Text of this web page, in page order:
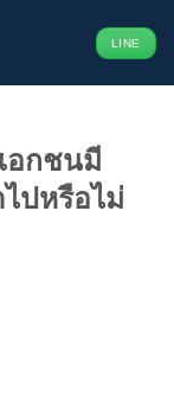
LINE
อกชนมี
ปหรือไม่